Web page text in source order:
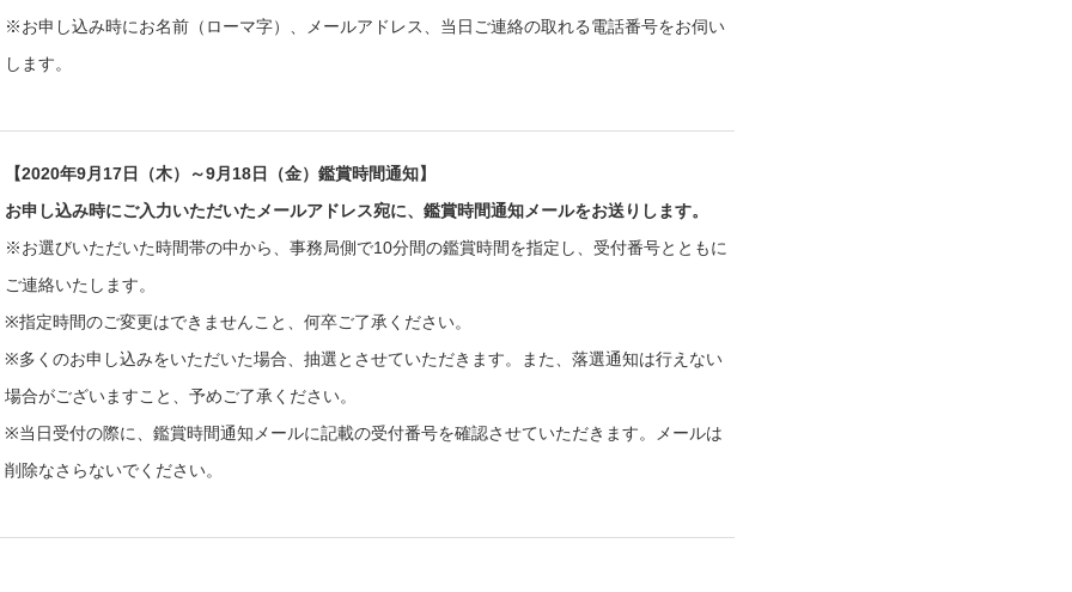
※お申し込み時にお名前（ローマ字）、メールアドレス、当日ご連絡の取れる電話番号をお伺い
します。
【2020年9月17日（木）～9月18日（金）鑑賞時間通知】
お申し込み時にご入力いただいたメールアドレス宛に、鑑賞時間通知メールをお送りします。
※お選びいただいた時間帯の中から、事務局側で10分間の鑑賞時間を指定し、受付番号とともに
ご連絡いたします。
※指定時間のご変更はできませんこと、何卒ご了承ください。
※多くのお申し込みをいただいた場合、抽選とさせていただきます。また、落選通知は行えない
場合がございますこと、予めご了承ください。
※当日受付の際に、鑑賞時間通知メールに記載の受付番号を確認させていただきます。メールは
削除なさらないでください。